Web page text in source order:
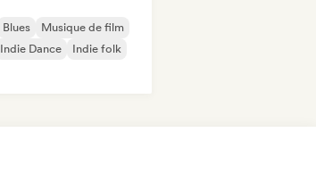
Blues
Musique de film
Indie Dance
Indie folk